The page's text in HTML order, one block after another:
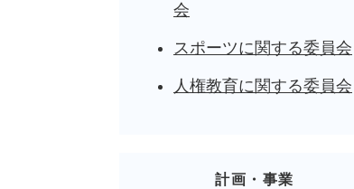
会
スポーツに関する委員会
人権教育に関する委員会
計画・事業